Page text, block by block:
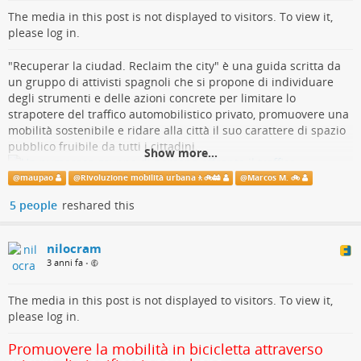
Un grosso grazie a Tobi Rosswog e a ND🙂✊
GKNFirenze
#MobiitàSostenibile# CrisiClimatica
@nd.Aktuell @macfranc @lgsp
Lastenrad aus besetzter Fabrik auf
Deutschlandtour
Die Belegschaft des besetzten Autozulieferwerks ex-GKN bei Florenz
baut mittlerweile Lastenräder. Mit einem davon touren Aktivisten durch
Deutschland. Unser Autor ist mitgefahren.
nd-aktuell.de
dgxy.link/Rigenerata
L'autrice del testo ha deciso di rimanere anonima firmandosi
Buona lettura e buon ascolto 😀
#bici #bicicletta #cicliste#lettura#podcast #fediverso
#funkwhale
@ Rivoluzione mobilità urbana🚶🚲🚋
il_biciclista
🚲 :antifa: 🌈
Marcos M.
The media in this post is not displayed to visitors. To view it,
please log in.
"Recuperar la ciudad. Reclaim the city" è una guida scritta da
un gruppo di attivisti spagnoli che si propone di individuare
degli strumenti e delle azioni concrete per limitare lo
strapotere del traffico automobilistico privato, promuovere una
mobilità sostenibile e ridare alla città il suo carattere di spazio
pubblico fruibile da tutti i cittadini.
La guida è disponibile sul web in spagnolo
può scaricare una versione bilingue in formato pdf.
per scaricare il testo tradotto finora:
nilocram.eu/edu/Riprendersi_la…
Sono disponibili in italiano anche due numeri della newsletter
Show more...
@maupao @Rivoluzione mobilità urbana🚶🚲🚋 @Marcos M. 🚲
5 people reshared this
nilocram
3 anni fa •
The media in this post is not displayed to visitors. To view it,
please log in.
Promuovere la mobilità in bicicletta attraverso